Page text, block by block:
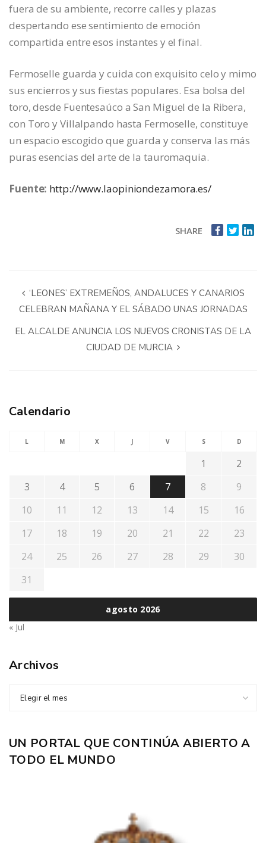
fuera de su ambiente, recorre calles y plazas
despertando ese sentimiento de emoción
compartida entre esos instantes y el final.
Fermoselle guarda y cuida con exquisito celo y mimo
sus encierros y sus fiestas populares. Esa bolsa del
toro, desde Fuentesaúco a San Miguel de la Ribera,
con Toro y Villalpando hasta Fermoselle, constituye
un espacio escogido que guarda y conserva las más
puras esencias del arte de la tauromaquia.
Fuente: http://www.laopiniondezamora.es/
SHARE
‘LEONES’ EXTREMEÑOS, ANDALUCES Y CANARIOS
CELEBRAN MAÑANA Y EL SÁBADO UNAS JORNADAS
EL ALCALDE ANUNCIA LOS NUEVOS CRONISTAS DE LA
CIUDAD DE MURCIA
Calendario
agosto 2026
L M X J V S D
1
2
3
4 5 6 7 8
9
10
11 12 13 14 15
16
17
18 19 20 21 22
23
24
25 26 27 28 29
30
31
« Jul
Archivos
Elegir el mes
UN PORTAL QUE CONTINÚA ABIERTO A
TODO EL MUNDO